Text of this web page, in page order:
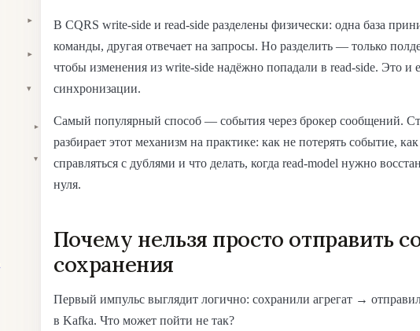
▾
▾
▾
▾
▾
В CQRS write-side и read-side разделены физически: одна база
команды, другая отвечает на запросы. Но разделить — только
чтобы изменения из write-side надёжно попадали в read-side. Это и
синхронизации.
Самый популярный способ — события через брокер сообщений.
разбирает этот механизм на практике: как не потерять событие, как
справляться с дублями и что делать, когда read-model нужно
нуля.
Почему нельзя просто отправить
сохранения
Первый импульс выглядит логично: сохранили агрегат →
в Kafka. Что может пойти не так?